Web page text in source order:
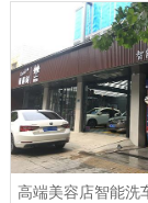
高端美容店智能洗